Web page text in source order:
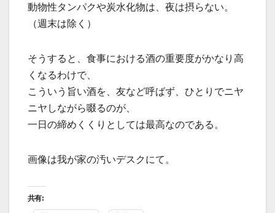
動物性タンパクや炭水化物は、夜は摂らない。
（週末は除く）
そうすると、食事における酒の重要度がかなり高
くなるわけで、
こういう旨い酒を、友など呼ばず、ひとりでニヤ
ニヤしながら啜るのが、
一日の締めくくりとしては最高なのである。
画像は我が家の汚いデスクにて。
共有: